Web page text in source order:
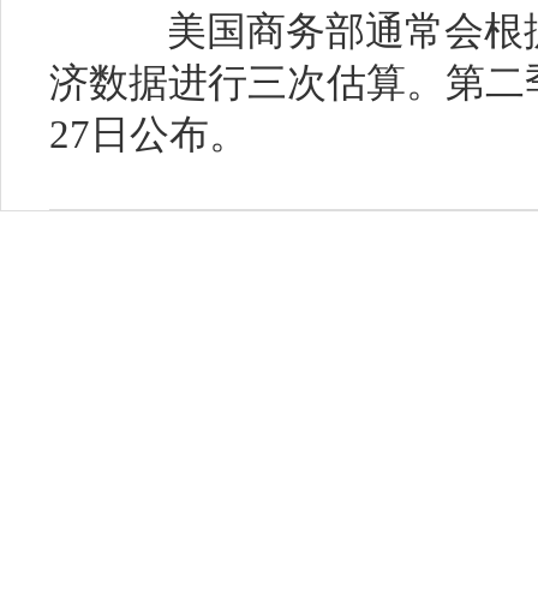
美国商务部通常会根
济数据进行三次估算。第
27日公布。